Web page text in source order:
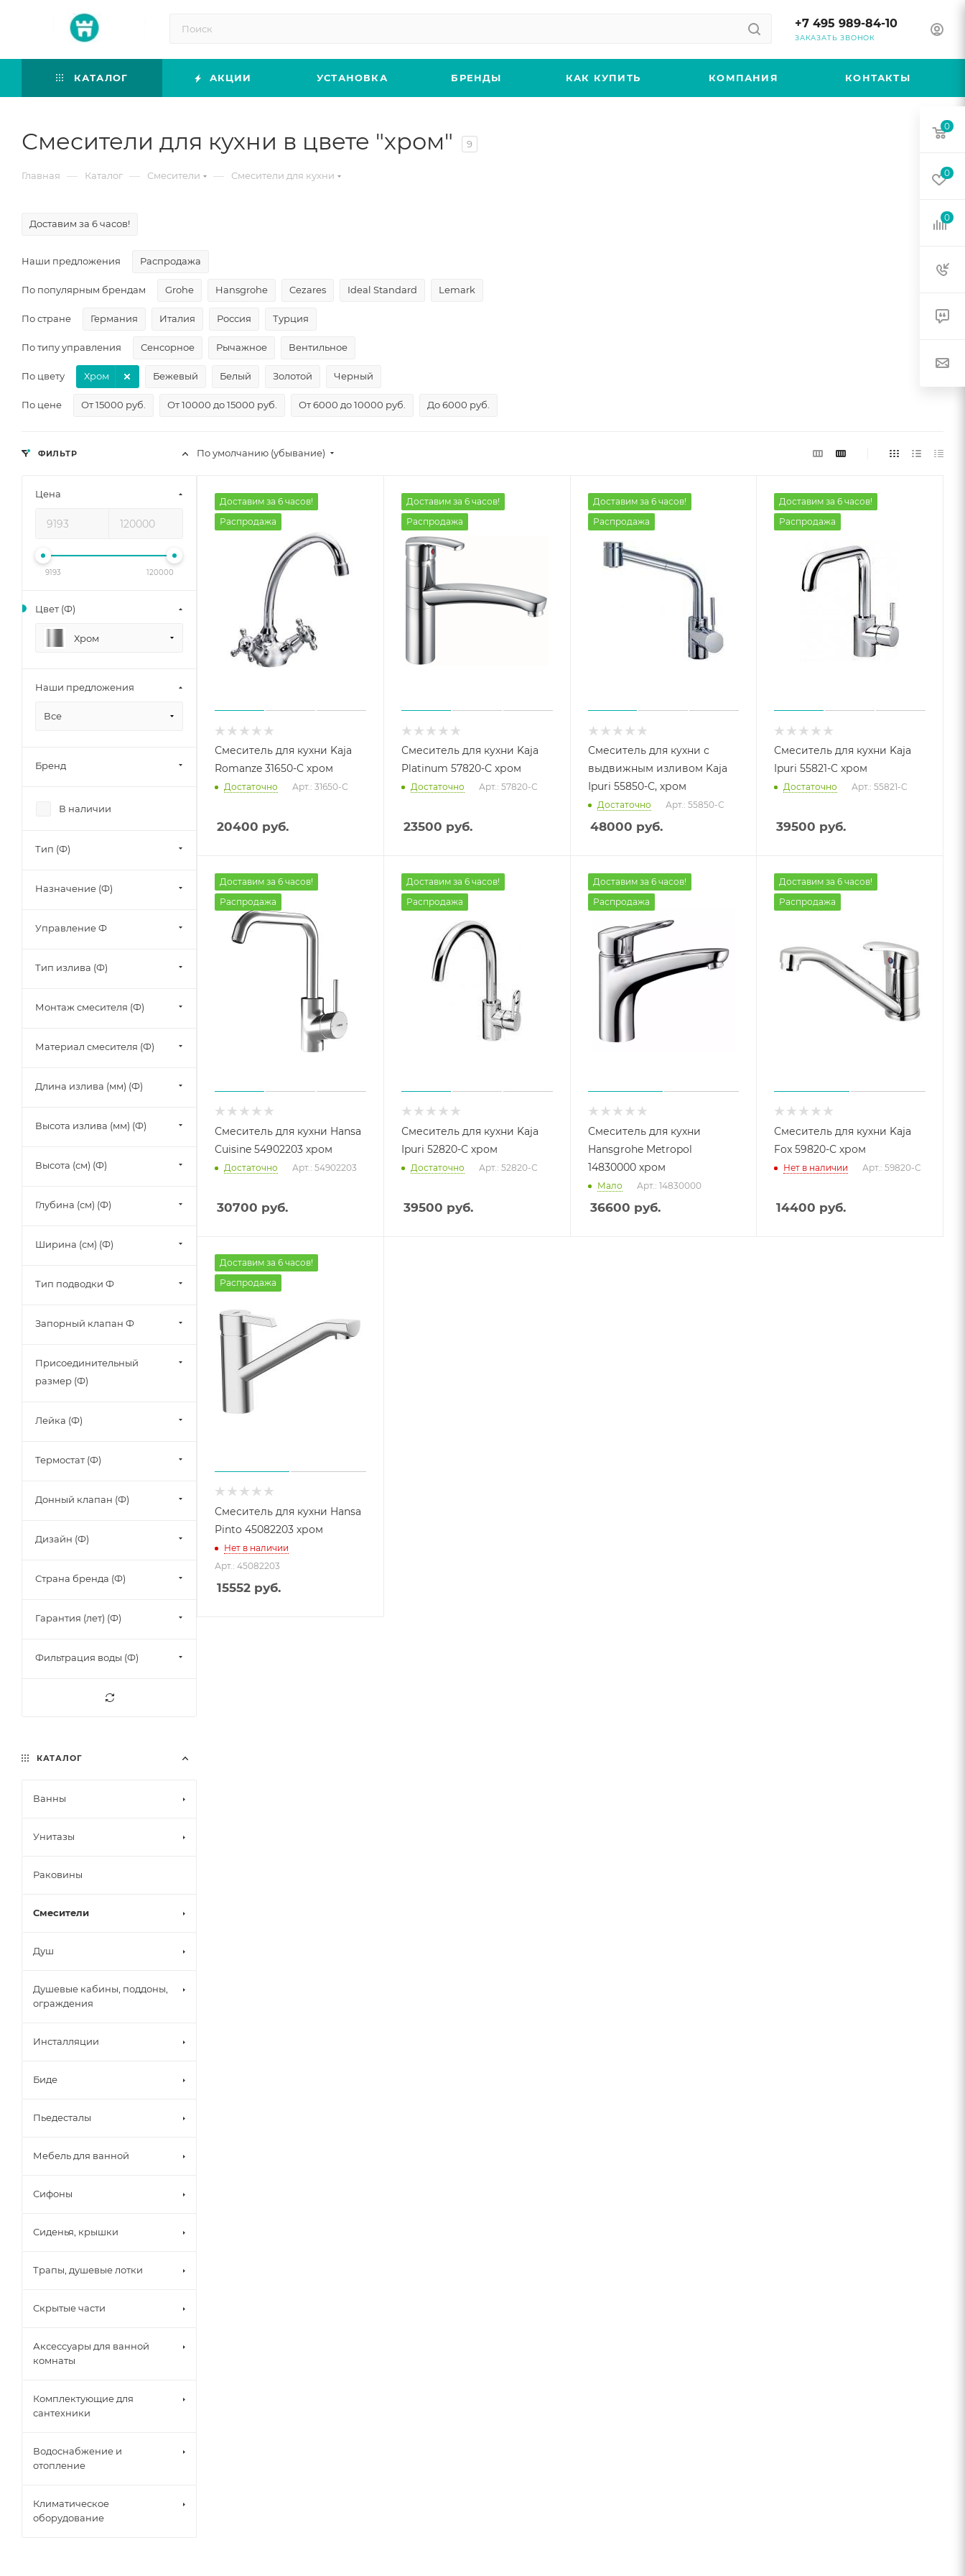
+7 495 989-84-10
ЗАКАЗАТЬ ЗВОНОК
КАТАЛОГ АКЦИИ УСТАНОВКА БРЕНДЫ КАК КУПИТЬ КОМПАНИЯ КОНТАКТЫ
Смесители для кухни в цвете "хром" 9
Главная — Каталог — Смесители — Смесители для кухни
Доставим за 6 часов!
Наши предложения Распродажа
По популярным брендам Grohe Hansgrohe Cezares Ideal Standard Lemark
По стране Германия Италия Россия Турция
По типу управления Сенсорное Рычажное Вентильное
По цвету Хром Бежевый Белый Золотой Черный
По цене От 15000 руб. От 10000 до 15000 руб. От 6000 до 10000 руб. До 6000 руб.
По умолчанию (убывание)
Доставим за 6 часов!
Распродажа
Смеситель для кухни Kaja
Romanze 31650-С хром
Достаточно Арт.: 31650-С
20400 руб.
Доставим за 6 часов!
Распродажа
Смеситель для кухни Kaja
Platinum 57820-С хром
Достаточно Арт.: 57820-С
23500 руб.
Доставим за 6 часов!
Распродажа
Смеситель для кухни с
выдвижным изливом Kaja
Ipuri 55850-С, хром
Достаточно Арт.: 55850-С
48000 руб.
Доставим за 6 часов!
Распродажа
Смеситель для кухни Kaja
Ipuri 55821-C хром
Достаточно Арт.: 55821-C
39500 руб.
Доставим за 6 часов!
Распродажа
Смеситель для кухни Hansa
Cuisine 54902203 хром
Достаточно Арт.: 54902203
30700 руб.
Доставим за 6 часов!
Распродажа
Смеситель для кухни Kaja
Ipuri 52820-С хром
Достаточно Арт.: 52820-С
39500 руб.
Доставим за 6 часов!
Распродажа
Смеситель для кухни
Hansgrohe Metropol
14830000 хром
Мало Арт.: 14830000
36600 руб.
Доставим за 6 часов!
Распродажа
Смеситель для кухни Kaja
Fox 59820-С хром
Нет в наличии Арт.: 59820-С
14400 руб.
Доставим за 6 часов!
Распродажа
Смеситель для кухни Hansa
Pinto 45082203 хром
Нет в наличии
Арт.: 45082203
15552 руб.
ФИЛЬТР
Цена
9193 120000
Цвет (Ф)
Хром
Наши предложения
Все
Бренд
В наличии
Тип (Ф)
Назначение (Ф)
Управление Ф
Тип излива (Ф)
Монтаж смесителя (Ф)
Материал смесителя (Ф)
Длина излива (мм) (Ф)
Высота излива (мм) (Ф)
Высота (см) (Ф)
Глубина (см) (Ф)
Ширина (см) (Ф)
Тип подводки Ф
Запорный клапан Ф
Присоединительный
размер (Ф)
Лейка (Ф)
Термостат (Ф)
Донный клапан (Ф)
Дизайн (Ф)
Страна бренда (Ф)
Гарантия (лет) (Ф)
Фильтрация воды (Ф)
КАТАЛОГ
Ванны
Унитазы
Раковины
Смесители
Душ
Душевые кабины, поддоны,
ограждения
Инсталляции
Биде
Пьедесталы
Мебель для ванной
Сифоны
Сиденья, крышки
Трапы, душевые лотки
Скрытые части
Аксессуары для ванной
комнаты
Комплектующие для
сантехники
Водоснабжение и
отопление
Климатическое
оборудование
0
0
0